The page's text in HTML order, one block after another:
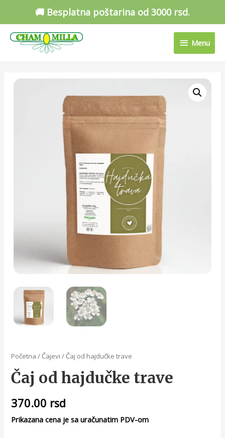
🚚 Besplatna poštarina od 3000 rsd.
Menu
Početna / Čajevi / Čaj od hajdučke trave
Čaj od hajdučke trave
370.00 rsd
Prikazana cena je sa uračunatim PDV-om